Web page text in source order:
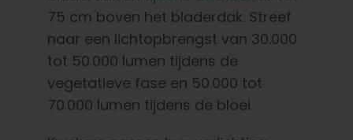
75 cm boven het bladerdak. Streef
naar een lichtopbrengst van 30.000
tot 50.000 lumen tijdens de
vegetatieve fase en 50.000 tot
70.000 lumen tijdens de bloei.